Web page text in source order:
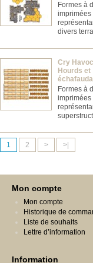
Formes à
imprimées
divers
Cry
Hourds et
Formes à
imprimées
1 2 > >|
Mon compte
Mon compte
Historique de
Liste de souhaits
Lettre d’information
Information